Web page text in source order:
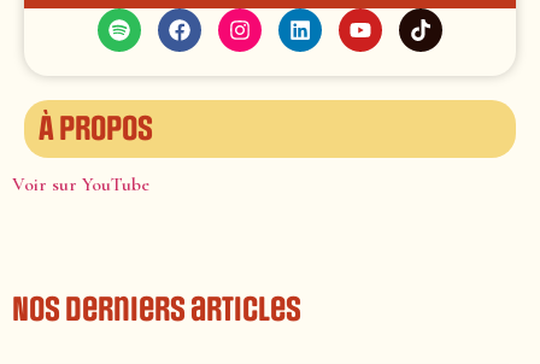
À propos
Voir sur YouTube
Nos derniers articles